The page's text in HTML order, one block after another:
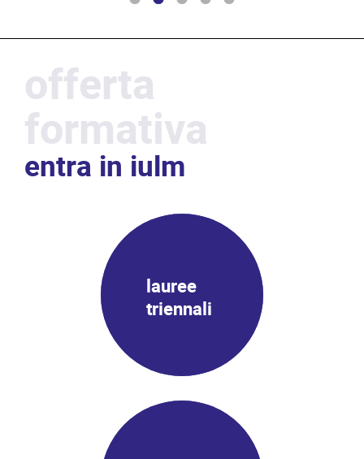
offerta
formativa
entra in iulm
lauree
triennali